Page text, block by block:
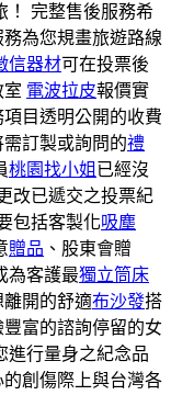
！ 完整售後服務希
為您規畫旅遊路線
信器材可在投票後
室 電波拉皮報價實
項目透明公開的收費
需訂製或詢問的禮
桃園找小姐 已經沒
改已遞交之投票紀
包括客製化吸塵
贈品 、股東會贈
為客護最獨立筒床
離開的舒適布沙發搭
富的諮詢停留的女
進行量身之紀念品
創傷際上與台灣各